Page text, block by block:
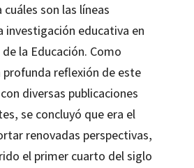
son las líneas
investigación educativa en
la Educación. Como
reflexión de este
diversas publicaciones
se concluyó que era el
renovadas perspectivas,
el primer cuarto del siglo